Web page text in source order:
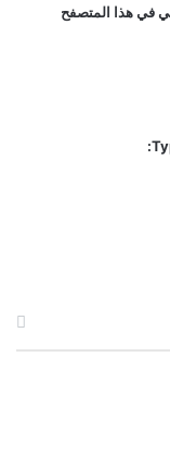
في هذا المتصفح